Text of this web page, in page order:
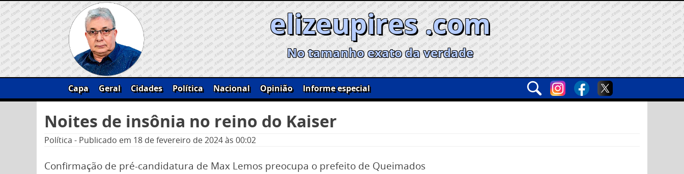
Skip
to
content
elizeupires .com
No tamanho exato da verdade
Capa Geral Cidades Política Nacional Opinião
Informe especial
por:
Noites de insônia no reino do Kaiser
Política - Publicado em 18 de fevereiro de 2024às 00:02
Confirmação de pré-candidatura de Max Lemos preocupa o prefeito de Queimados